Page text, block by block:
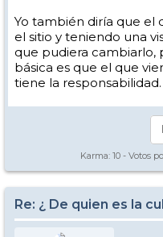
Yo también diría que el
el sitio y teniendo una
que pudiera cambiarlo,
básica es que el que
tiene la responsabilidad.
Karma: 10 - Votos
Re: ¿ De quien es la